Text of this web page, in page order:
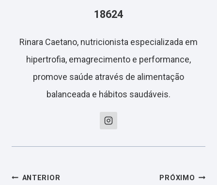
18624
Rinara Caetano, nutricionista especializada em
hipertrofia, emagrecimento e performance,
promove saúde através de alimentação
balanceada e hábitos saudáveis.
ANTERIOR PRÓXIMO